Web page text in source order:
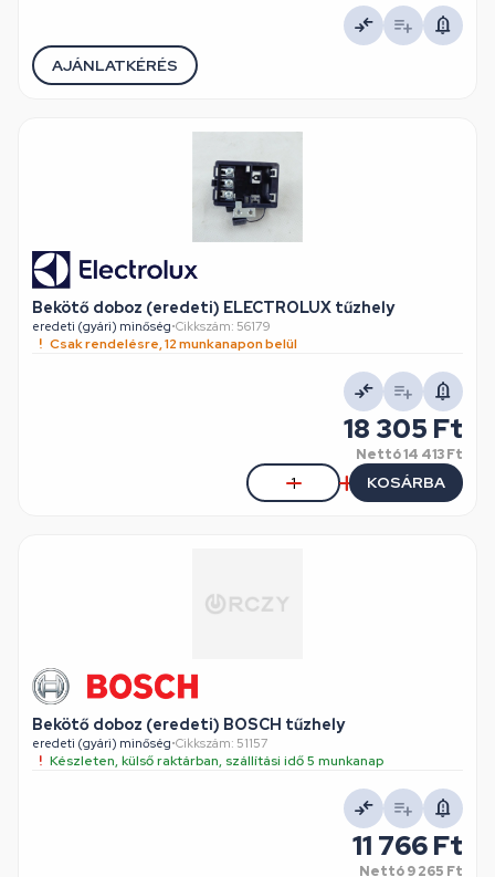
AJÁNLATKÉRÉS
Bekötő doboz (eredeti) ELECTROLUX tűzhely
eredeti (gyári) minőség•Cikkszám: 56179
Csak rendelésre, 12 munkanapon belül
18 305 Ft
Nettó14 413 Ft
KOSÁRBA
Bekötő doboz (eredeti) BOSCH tűzhely
eredeti (gyári) minőség•Cikkszám: 51157
Készleten, külső raktárban, szállítási idő 5 munkanap
11 766 Ft
Nettó9 265 Ft